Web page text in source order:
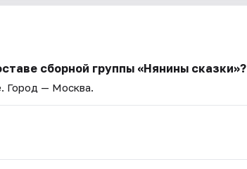
сборной группы «Нянины cкaзки»?
. Город — Москва.